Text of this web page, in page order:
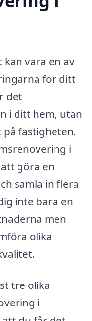
vara en av
för ditt
det
i ditt hem, utan
på fastigheten.
i
göra en
samla in flera
inte bara en
men
olika
tre olika
i